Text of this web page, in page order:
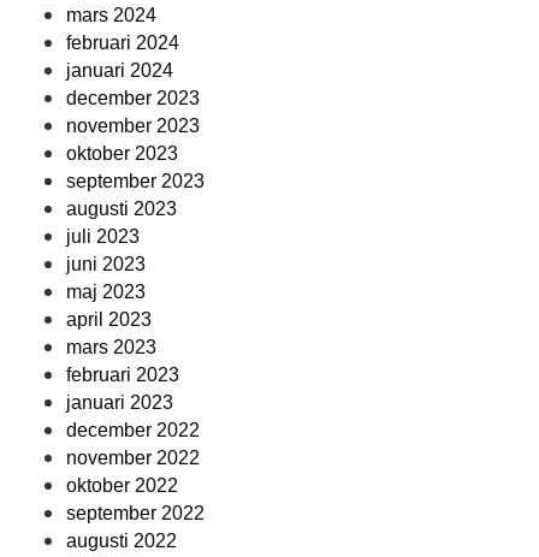
mars 2024
februari 2024
januari 2024
december 2023
november 2023
oktober 2023
september 2023
augusti 2023
juli 2023
juni 2023
maj 2023
april 2023
mars 2023
februari 2023
januari 2023
december 2022
november 2022
oktober 2022
september 2022
augusti 2022